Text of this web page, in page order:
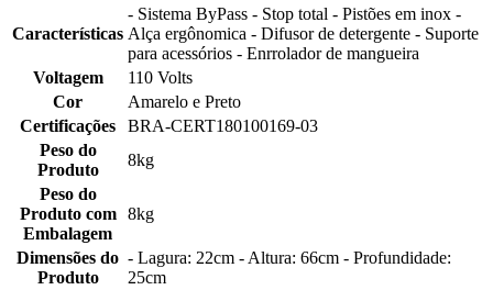
Características
- Sistema ByPass - Stop total - Pistões em inox -
Alça ergônomica - Difusor de detergente - Suporte
para acessórios - Enrrolador de mangueira
Voltagem
110 Volts
Cor
Amarelo e Preto
Certificações
BRA-CERT180100169-03
Peso do
Produto
8kg
Peso do
Produto com
Embalagem
8kg
Dimensões do
Produto
- Lagura: 22cm - Altura: 66cm - Profundidade:
25cm